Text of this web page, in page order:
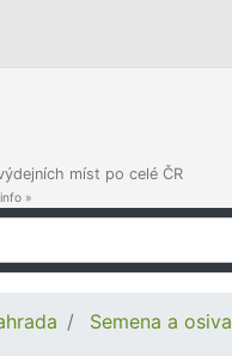
míst po celé ČR
»
Semena a osiva